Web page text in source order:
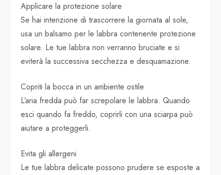
Applicare la protezione solare
Se hai intenzione di trascorrere la giornata al sole,
usa un balsamo per le labbra contenente protezione
solare. Le tue labbra non verranno bruciate e si
eviterà la successiva secchezza e desquamazione.
Copriti la bocca in un ambiente ostile
L’aria fredda può far screpolare le labbra. Quando
esci quando fa freddo, coprirli con una sciarpa può
aiutare a proteggerli.
Evita gli allergeni
Le tue labbra delicate possono prudere se esposte a